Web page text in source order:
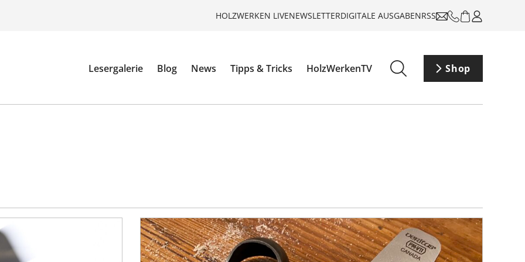
HOLZWERKEN LIVENEWSLETTERDIGITALE AUSGABENRSS
Lesergalerie Blog News Tipps & Tricks HolzWerkenTV Shop